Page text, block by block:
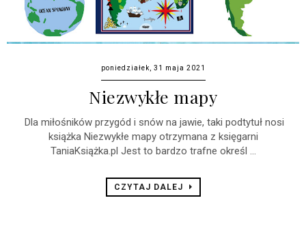
poniedziałek, 31 maja 2021
Niezwykłe mapy
Dla miłośników przygód i snów na jawie, taki podtytuł nosi
książka Niezwykłe mapy otrzymana z księgarni
TaniaKsiążka.pl Jest to bardzo trafne określ ...
CZYTAJ DALEJ